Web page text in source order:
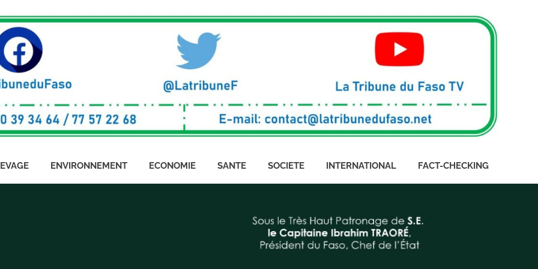
ENVIRONNEMENT ECONOMIE SANTE SOCIETE INTERNATIONAL FACT-CHECKING